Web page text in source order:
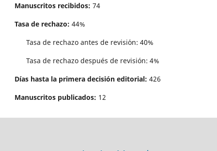
Manuscritos recibidos: 74
Tasa de rechazo: 44%
Tasa de rechazo antes de revisi´on: 40%
Tasa de rechazo después de revisión: 4%
Días hasta la primera decisión editorial: 426
Manuscritos publicados: 12